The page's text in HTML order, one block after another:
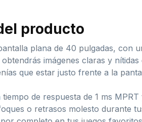
producto
plana de 40 pulgadas,
obtendrás imágenes claras y
que estar justo frente a la
de respuesta de 1 ms
o retrasos molesto durante